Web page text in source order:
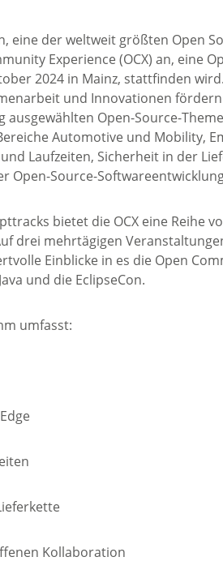
eine der weltweit größten Open
Experience (OCX) an, eine
2024 in Mainz, stattfinden
und Innovationen
ausgewählten Open-Source-
Automotive und Mobility,
und Laufzeiten, Sicherheit in der
Open-Source-
bietet die OCX eine Reihe
drei mehrtägigen
Einblicke in es die Open
und die EclipseCon.
umfasst:
Kollaboration